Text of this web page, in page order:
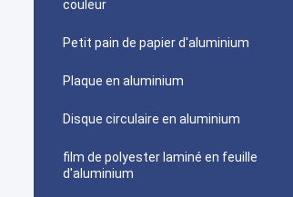
couleur
Petit pain de papier d'aluminium
Plaque en aluminium
Disque circulaire en aluminium
film de polyester laminé en feuille
d'aluminium